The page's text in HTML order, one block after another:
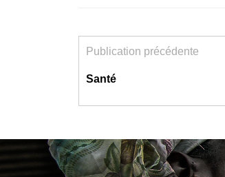
Publication précédente
Santé